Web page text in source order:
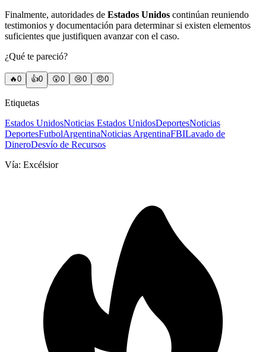
Finalmente, autoridades de Estados Unidos continúan reuniendo
testimonios y documentación para determinar si existen elementos
suficientes que justifiquen avanzar con el caso.
¿Qué te pareció?
🔥0 👍0 😲0 😢0 😠0
Etiquetas
Estados UnidosNoticias Estados UnidosDeportesNoticias
DeportesFutbolArgentinaNoticias ArgentinaFBILavado de
DineroDesvío de Recursos
Vía: Excélsior